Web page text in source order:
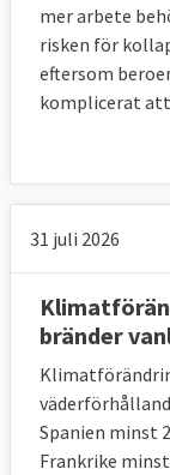
mer arbete
risken för
eftersom
komplicerat
31 juli 2026
bränder
Spanien minst
Frankrike